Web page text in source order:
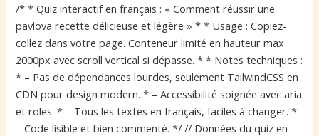
/* * Quiz interactif en français : « Comment réussir une
pavlova recette délicieuse et légère » * * Usage : Copiez-
collez dans votre page. Conteneur limité en hauteur max
2000px avec scroll vertical si dépasse. * * Notes techniques :
* – Pas de dépendances lourdes, seulement TailwindCSS en
CDN pour design modern. * – Accessibilité soignée avec aria
et roles. * – Tous les textes en français, faciles à changer. *
– Code lisible et bien commenté. */ // Données du quiz en